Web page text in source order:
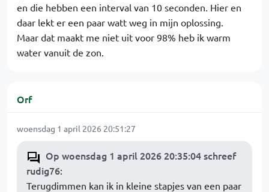
en die hebben een interval van 10 seconden. Hier en
daar lekt er een paar watt weg in mijn oplossing.
Maar dat maakt me niet uit voor 98% heb ik warm
water vanuit de zon.
Orf
woensdag 1 april 2026 20:51:27
Op woensdag 1 april 2026 20:35:04 schreef
rudig76:
Terugdimmen kan ik in kleine stapjes van een paar